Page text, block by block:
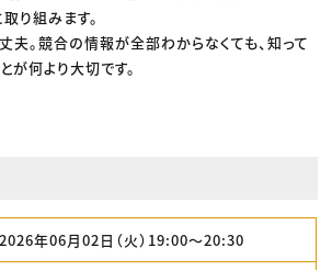
り組みます。
夫。競合の情報が全部わからなくても、知って
が何より大切です。
2026年06月02日（火）19:00〜20:30